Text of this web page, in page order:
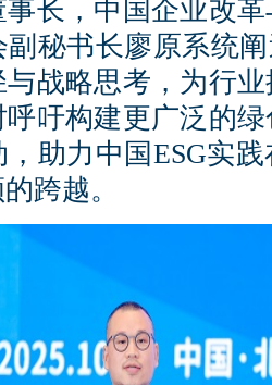
长，中国企业改
秘书长廖原系统
战略思考，为行
吁构建更广泛的
助力中国ESG实
跨越。